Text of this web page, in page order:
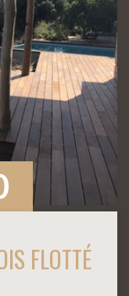
FLOTTÉ